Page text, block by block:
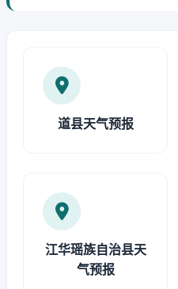
道县天气预报
江华瑶族自治县天
气预报